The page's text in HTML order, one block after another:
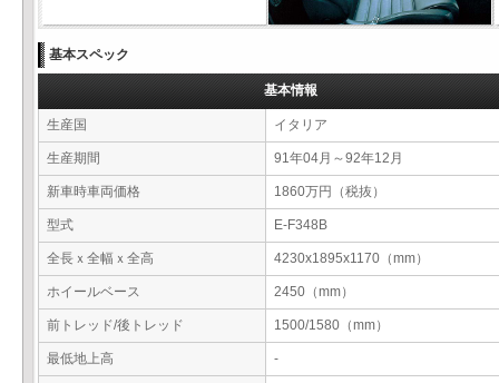
基本スペック
基本情報
生産国 イタリア
生産期間 91年04月～92年12月
新車時車両価格 1860万円（税抜）
型式 E-F348B
全長ｘ全幅ｘ全高 4230x1895x1170（mm）
ホイールベース 2450（mm）
前トレッド/後トレッド 1500/1580（mm）
最低地上高 -